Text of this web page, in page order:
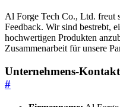
Al Forge Tech Co., Ltd. freut
Feedback. Wir sind bestrebt,
hochwertigen Produkten
Zusammenarbeit für unsere
Unternehmens-
#